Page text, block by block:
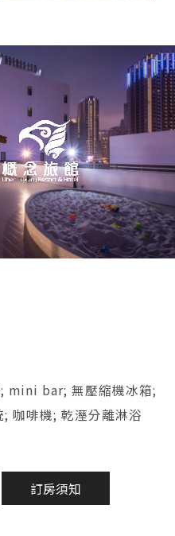
mini bar; 無壓縮機冰箱;
咖啡機; 乾溼分離淋浴
訂房須知